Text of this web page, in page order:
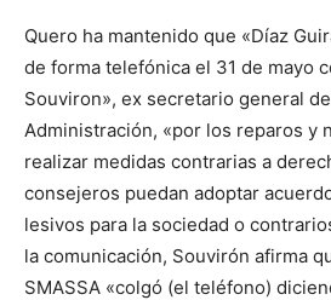
Quero ha mantenido que «Díaz
de forma telefónica el 31 de mayo
Souviron», ex secretario general
Administración, «por los reparos y
realizar medidas contrarias a
consejeros puedan adoptar
lesivos para la sociedad o
la comunicación, Souvirón afirma
SMASSA «colgó (el teléfono)